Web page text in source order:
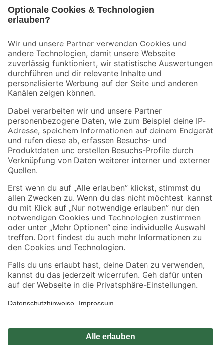
Der toom Newsletter: Keine Angebote und Aktionen mehr verpassen!
Zur Newsletter Anmeldung
Folge uns
Zahlungsarten Versandarten
Sicher einkaufen
Jetzt die toom-App herunterladen
Alle Preisangaben in EUR inkl. gesetzl. MwSt.. Die dargestellten Angebote sind unter
Umständen nicht in allen Märkten verfügbar. Die angegebenen Verfügbarkeiten beziehen
Produkte nur solange der Vorrat reicht.
*Paketversand ab 59 € versandkostenfrei, gilt nicht für Artikel mit Speditionsversand, hier
Privatsphäre Impressum